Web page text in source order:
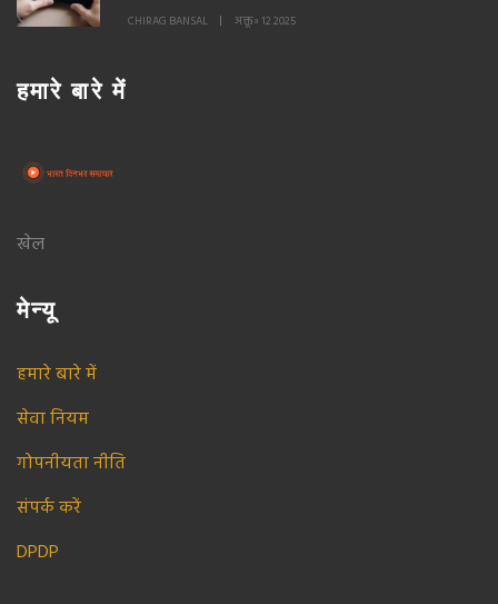
CHIRAG BANSAL अक्तू॰ 12 2025
हमारे बारे में
खेल
मेन्यू
हमारे बारे में
सेवा नियम
गोपनीयता नीति
संपर्क करें
DPDP